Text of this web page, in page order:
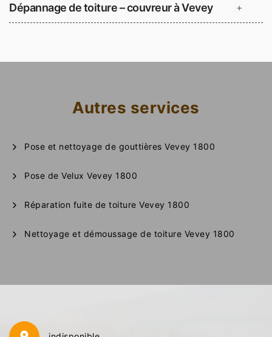
Dépannage de toiture – couvreur à Vevey +
Autres services
Pose et nettoyage de gouttières Vevey 1800
Pose de Velux Vevey 1800
Réparation fuite de toiture Vevey 1800
Nettoyage et démoussage de toiture Vevey 1800